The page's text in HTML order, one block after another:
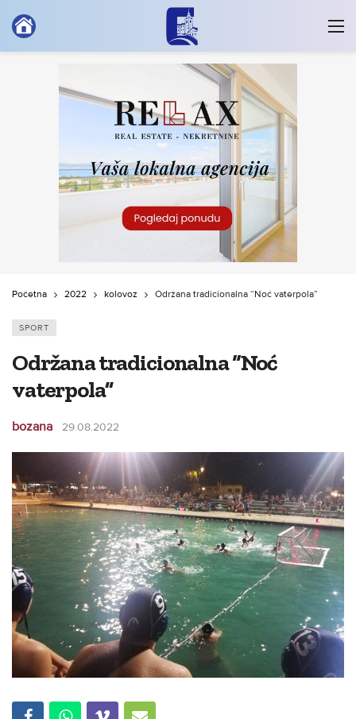
Početna 2022 kolovoz Održana tradicionalna “Noć vaterpola”
SPORT
Održana tradicionalna “Noć
vaterpola”
bozana 29.08.2022